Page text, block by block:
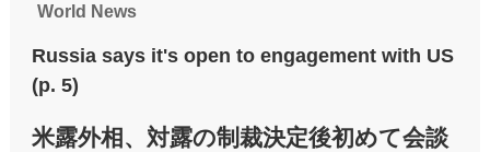
World News
Russia says it's open to engagement with US
(p. 5)
米露外相、対露の制裁決定後初めて会談